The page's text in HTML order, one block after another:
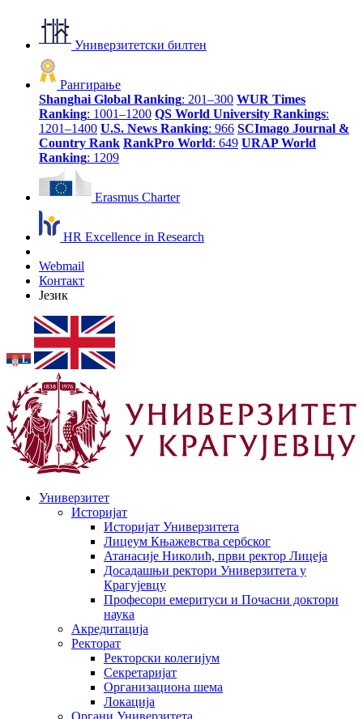
Универзитетски билтен
Рангирање
Shanghai Global Ranking: 201–300 WUR Times
Ranking: 1001–1200 QS World University Rankings:
1201–1400 U.S. News Ranking: 966 SCImago Journal &
Country Rank RankPro World: 649 URAP World
Ranking: 1209
Erasmus Charter
HR Excellence in Research
Webmail
Контакт
Језик
Универзитет
Историјат
Историјат Универзитета
Лицеум Књажевства сербског
Атанасије Николић, први ректор Лицеја
Досадашњи ректори Универзитета у
Крагујевцу
Професори емеритуси и Почасни доктори
наука
Акредитација
Ректорат
Ректорски колегијум
Секретаријат
Организациона шема
Локација
Органи Универзитета